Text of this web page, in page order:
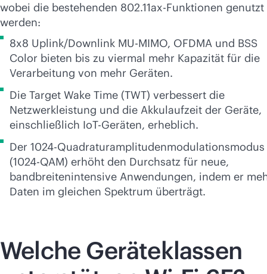
wobei die bestehenden 802.11ax-Funktionen genutzt
werden:
8x8 Uplink/Downlink MU-MIMO, OFDMA und BSS
Color bieten bis zu viermal mehr Kapazität für die
Verarbeitung von mehr Geräten.
Die Target Wake Time (TWT) verbessert die
Netzwerkleistung und die Akkulaufzeit der Geräte,
einschließlich IoT-Geräten, erheblich.
Der 1024-Quadraturamplitudenmodulationsmodus
(1024-QAM) erhöht den Durchsatz für neue,
bandbreitenintensive Anwendungen, indem er
Daten im gleichen Spektrum überträgt.
Welche Geräteklassen